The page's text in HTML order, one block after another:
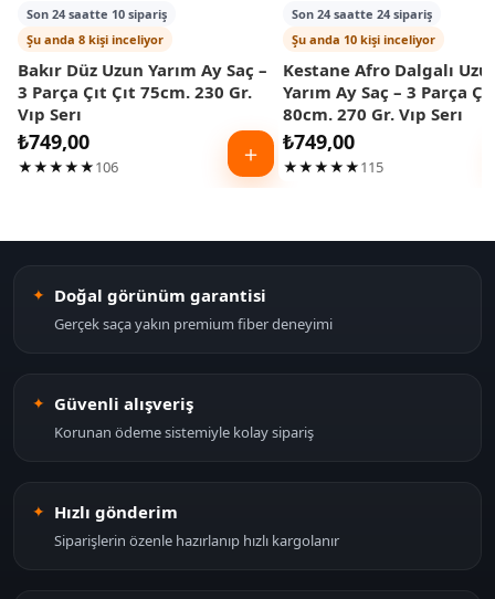
Son 24 saatte 10 sipariş
Şu anda 8 kişi inceliyor
Bakır Düz Uzun Yarım Ay Saç –
3 Parça Çıt Çıt 75cm. 230 Gr.
Vıp Serı
₺749,00
★★★★★106 ＋
Son 24 saatte 24 sipariş
Şu anda 10 kişi inceliyor
Kestane Afro Dalgalı
Yarım Ay Saç – 3 Parça
80cm. 270 Gr. Vıp Serı
₺749,00
★★★★★115
Doğal görünüm garantisi
Gerçek saça yakın premium fiber deneyimi
Güvenli alışveriş
Korunan ödeme sistemiyle kolay sipariş
Hızlı gönderim
Siparişlerin özenle hazırlanıp hızlı kargolanır